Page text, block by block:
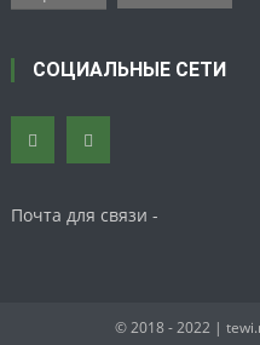
СОЦИАЛЬНЫЕ СЕТИ
Почта для связи -
© 2018 - 2022 |